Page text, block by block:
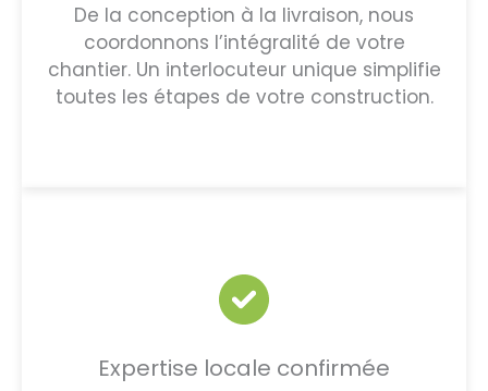
De la conception à la livraison, nous
coordonnons l’intégralité de votre
chantier. Un interlocuteur unique simplifie
toutes les étapes de votre construction.
Expertise locale confirmée